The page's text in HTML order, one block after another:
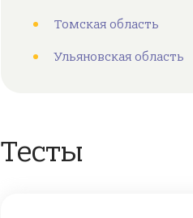
Томская область
Ульяновская область
Тесты